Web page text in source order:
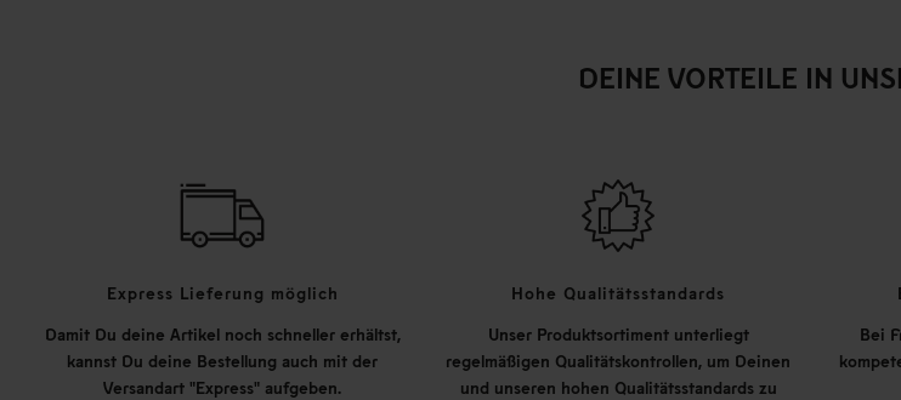
DEINE VORTEILE IN
Express Lieferung möglich
Damit Du deine Artikel noch schneller erhältst,
kannst Du deine Bestellung auch mit der
Versandart "Express" aufgeben.
Hohe Qualitätsstandards
Unser Produktsortiment unterliegt
regelmäßigen Qualitätskontrollen, um Deinen
und unseren hohen Qualitätsstandards zu
Bei